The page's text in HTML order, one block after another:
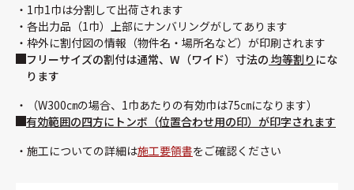
1巾1巾は分割して出荷されます
各出力品（1巾）上部にナンバリングがしてあります
枠外に割付図の情報（物件名・場所名など）が印刷されます
フリーサイズの割付は通常、W（ワイド）寸法の 均等割りにな
ります
（W300㎝の場合、1巾あたりの有効巾は75㎝になります）
有効範囲の四方にトンボ（位置合わせ用の印）が印字されます
施工についての詳細は施工要領書をご確認ください